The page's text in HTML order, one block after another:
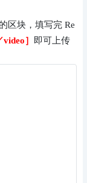
区块，填写完 Re
］
即可上传